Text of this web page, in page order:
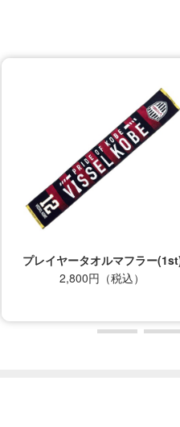
プレイヤータオルマフラー
2,800円（税込）